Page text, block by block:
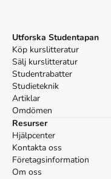
Utforska Studentapan
Köp kurslitteratur
Sälj kurslitteratur
Studentrabatter
Studieteknik
Artiklar
Omdömen
Resurser
Hjälpcenter
Kontakta oss
Företagsinformation
Om oss